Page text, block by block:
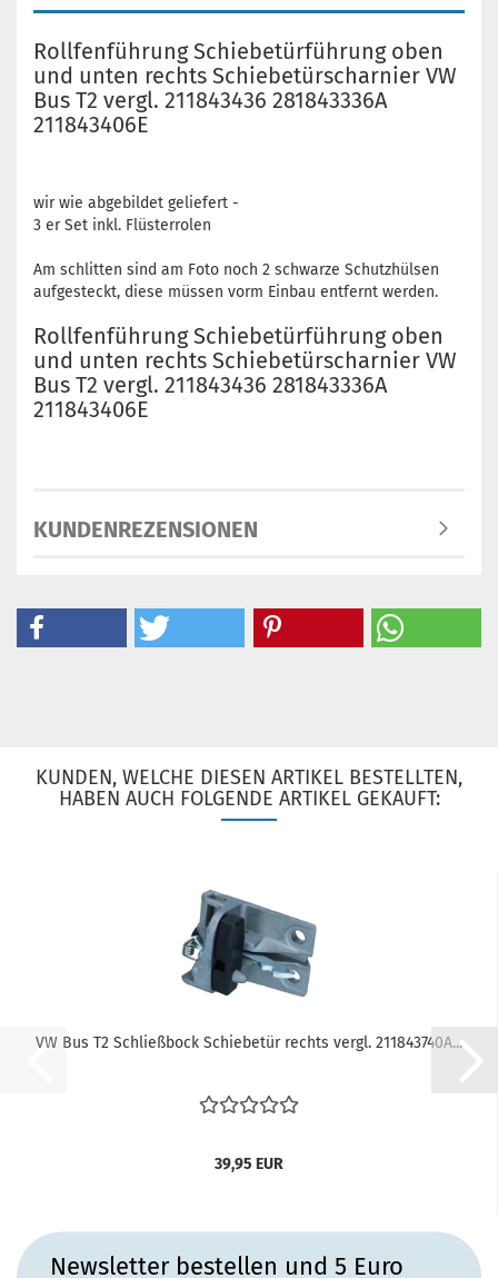
Rollfenführung Schiebetürführung oben
und unten rechts Schiebetürscharnier VW
Bus T2 vergl. 211843436 281843336A
211843406E
wir wie abgebildet geliefert -
3 er Set inkl. Flüsterrolen
Am schlitten sind am Foto noch 2 schwarze Schutzhülsen
aufgesteckt, diese müssen vorm Einbau entfernt werden.
Rollfenführung Schiebetürführung oben
und unten rechts Schiebetürscharnier VW
Bus T2 vergl. 211843436 281843336A
211843406E
KUNDENREZENSIONEN
KUNDEN, WELCHE DIESEN ARTIKEL BESTELLTEN,
HABEN AUCH FOLGENDE ARTIKEL GEKAUFT:
VW Bus T2 Schließbock Schiebetür rechts vergl. 211843740A...
39,95 EUR
Newsletter bestellen und 5 Euro